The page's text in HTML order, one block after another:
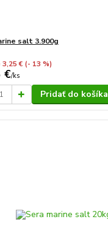
salt 3.900g
€ (- 13 %)
€/ks
Pridať do košíka